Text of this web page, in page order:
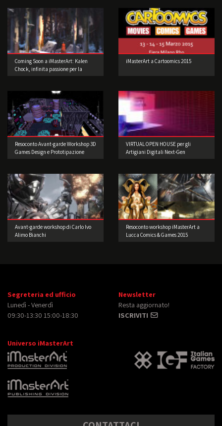
Coming Soon a iMasterArt: Kalen
Chock, infinita passione per la
iMasterArt a Cartoomics 2015
Resoconto Avant-garde Workshop 3D
Games Design e Prototipazione
VIRTUAL OPEN HOUSE per gli
Artigiani Digitali Next-Gen
Avant-garde workshop di Carlo Ivo
Alimo Bianchi
Resoconto workshop iMasterArt a
Lucca Comics & Games 2015
Segreteria ed ufficio
Lunedì - Venerdì
09:30-13:30 15:00-18:30
Newsletter
Resta aggiornato!
ISCRIVITI
Universo iMasterArt